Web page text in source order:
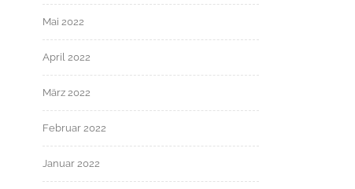
Mai 2022
April 2022
März 2022
Februar 2022
Januar 2022